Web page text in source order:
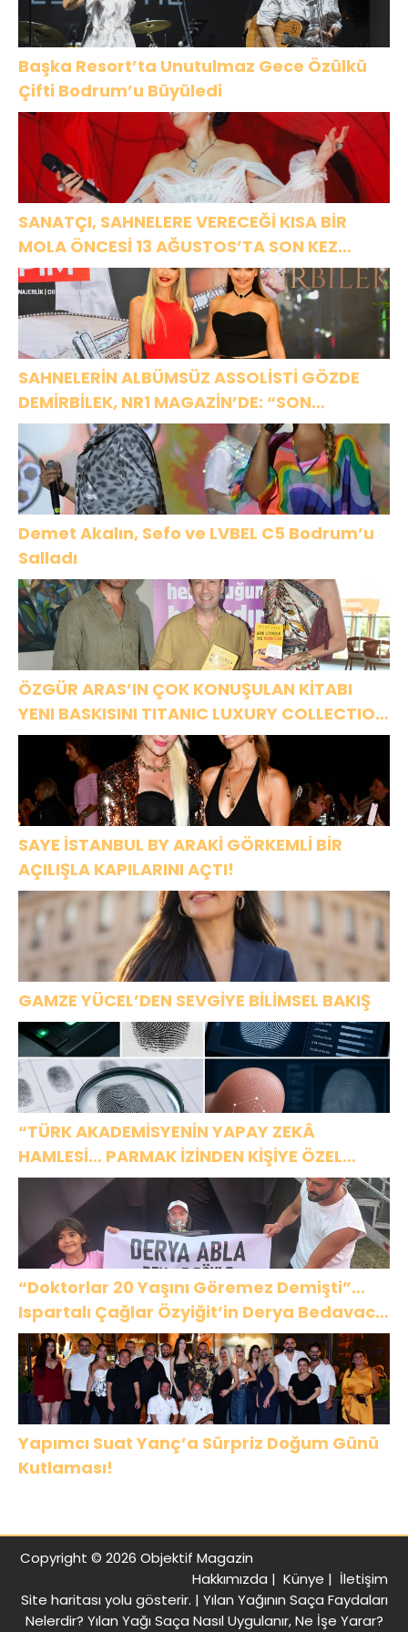
KUTLADI
Başka Resort’ta Unutulmaz Gece Özülkü
Çifti Bodrum’u Büyüledi
SANATÇI, SAHNELERE VERECEĞİ KISA BİR
MOLA ÖNCESİ 13 AĞUSTOS’TA SON KEZ
HARBİYE’DE OLACAK!
SAHNELERİN ALBÜMSÜZ ASSOLİSTİ GÖZDE
DEMİRBİLEK, NR1 MAGAZİN’DE: “SON
ASSOLİST OLARAK VAR OLACAĞIM!”
Demet Akalın, Sefo ve LVBEL C5 Bodrum’u
Salladı
ÖZGÜR ARAS’IN ÇOK KONUŞULAN KİTABI
YENI BASKISINI TITANIC LUXURY COLLECTION
BODRUM’DA KUTLADI
SAYE İSTANBUL BY ARAKİ GÖRKEMLİ BİR
AÇILIŞLA KAPILARINI AÇTI!
GAMZE YÜCEL’DEN SEVGİYE BİLİMSEL BAKIŞ
“TÜRK AKADEMİSYENİN YAPAY ZEKÂ
HAMLESİ… PARMAK İZİNDEN KİŞİYE ÖZEL
ANALİZ”
“Doktorlar 20 Yaşını Göremez Demişti”…
Ispartalı Çağlar Özyiğit’in Derya Bedavacı
Buluşması Duygulandırdı
Yapımcı Suat Yanç’a Sürpriz Doğum Günü
Kutlaması!
Copyright © 2026 Objektif Magazin
Hakkımızda | Künye | İletişim
Site haritası yolu gösterir. | Yılan Yağının Saça Faydaları
Nelerdir? Yılan Yağı Saça Nasıl Uygulanır, Ne İşe Yarar?